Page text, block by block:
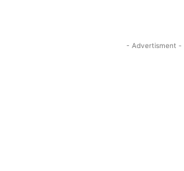
- Advertisment -